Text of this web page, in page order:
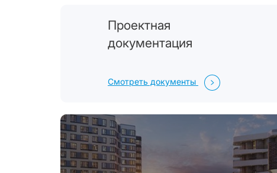
Проектная
документация
Смотреть документы